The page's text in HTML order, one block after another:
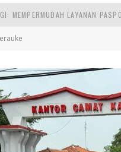
AYAM, KULINER LEGENDARIS
MENENTUKAN MASA DEPAN
MEMPERMUDAH LAYANAN